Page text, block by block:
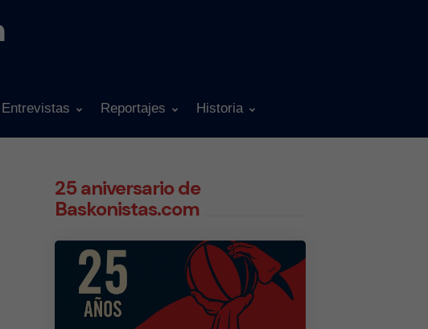
Entrevistas Reportajes Historia
25 aniversario de
Baskonistas.com